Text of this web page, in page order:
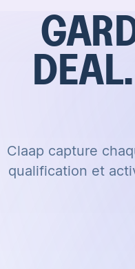
Claap capture
qualification et